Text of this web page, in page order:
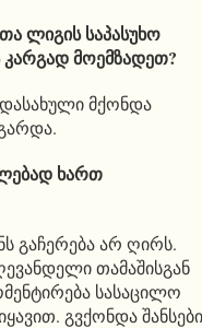
ლიგის საპასუხო
კარგად მოემზადეთ?
მქონდა
ხართ
გაჩერება არ ღირს.
თამაშისგან
სასაცილო
გვქონდა შანსები